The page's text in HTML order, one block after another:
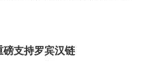
支持罗宾汉链